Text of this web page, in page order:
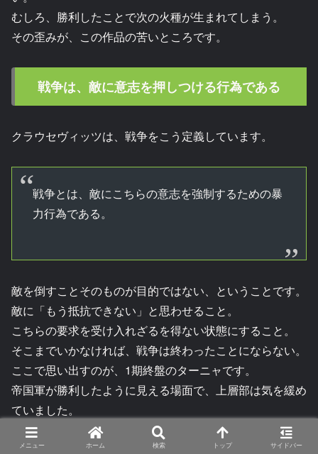
むしろ、勝利したことで次の火種が生まれてしまう。
その歪みが、この作品の苦いところです。
戦争は、敵に意志を押しつける行為である
クラウセヴィッツは、戦争をこう定義しています。
戦争とは、敵にこちらの意志を強制するための暴
力行為である。
敵を倒すことそのものが目的ではない、ということです。
敵に「もう抵抗できない」と思わせること。
こちらの要求を受け入れざるを得ない状態にすること。
そこまでいかなければ、戦争は終わったことにならない。
ここで思い出すのが、1期終盤のターニャです。
帝国軍が勝利したように見える場面で、上層部は気を緩め
ていました。
しかしターニャは、共和国の上層部が逃げようとしている
ことに強い危機感を抱きます。
メニュー ホーム 検索 トップ サイドバー